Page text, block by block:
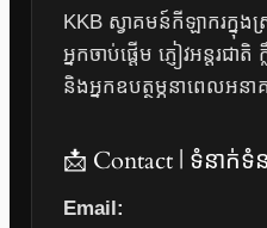
KKB ស្វាគមន៍កីឡាករក្នុង
អ្នកចាប់ផ្តើម ភ្ញៀវអន្តរជាតិ
និងអ្នកឧបត្ថម្ភនាពេលអន
📩 Contact | ទំនាក់ទំ
Email: